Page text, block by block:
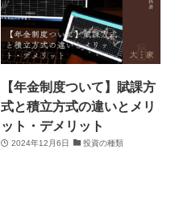
【年金制度ついて】賦課方
式と積立方式の違いとメリ
ット・デメリット
2024年12月6日 投資の種類